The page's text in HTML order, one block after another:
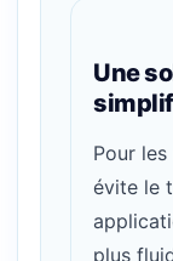
Une
Pour
évite le
plus